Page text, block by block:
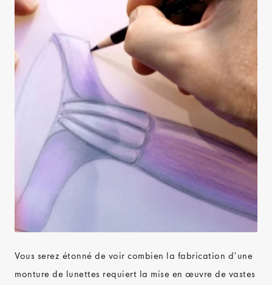
Vous serez étonné de voir combien la fabrication d'une
monture de lunettes requiert la mise en œuvre de vastes